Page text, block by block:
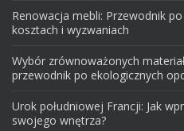
Renowacja mebli: Przewodnik
kosztach i wyzwaniach
Wybór zrównoważonych
przewodnik po ekologicznych
Urok południowej Francji: Jak
swojego wnętrza?